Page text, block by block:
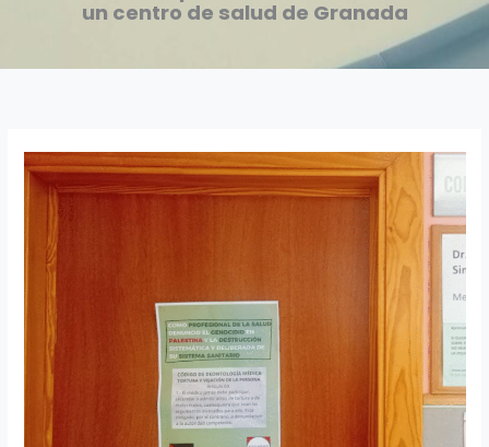
un centro de salud de Granada